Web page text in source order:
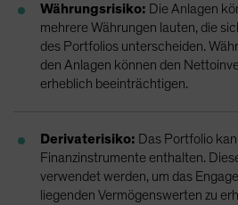
Währungsrisiko: Die Anlagen
mehrere Währungen lauten, die
des Portfolios unterscheiden.
den Anlagen können den
erheblich beeinträchtigen.
Derivaterisiko: Das Portfolio
Finanzinstrumente enthalten.
verwendet werden, um das
liegenden Vermögenswerten zu